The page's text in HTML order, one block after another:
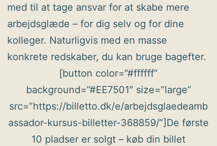
med til at tage ansvar for at skabe mere
arbejdsglæde – for dig selv og for dine
kolleger. Naturligvis med en masse
konkrete redskaber, du kan bruge bagefter.
[button color=”#ffffff”
background=”#EE7501″ size=”large”
src=”https://billetto.dk/e/arbejdsglaedeamb
assador-kursus-billetter-368859/”]De første
10 pladser er solgt – køb din billet